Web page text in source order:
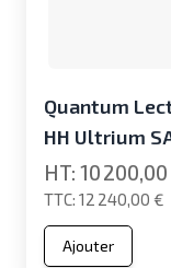
Quantum
HH Ultrium
12 240,00 €
10
Ajouter